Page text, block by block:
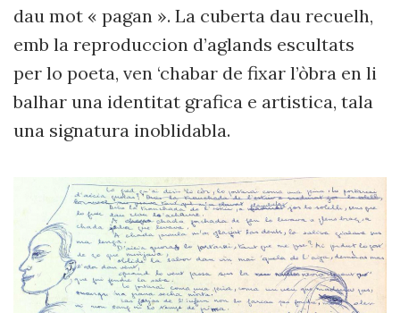
dau mot « pagan ». La cuberta dau recuelh,
emb la reproduccion d’aglands escultats
per lo poeta, ven ‘chabar de fixar l’òbra en li
balhar una identitat grafica e artistica, tala
una signatura inoblidabla.